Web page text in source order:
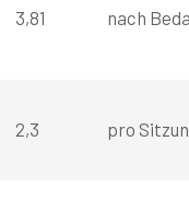
3,81 nach
2,3 pro